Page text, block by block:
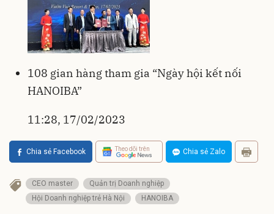
108 gian hàng tham gia “Ngày hội kết nối
HANOIBA”
11:28, 17/02/2023
Chia sẻ Facebook Theo dõi trên Chia sẻ Zalo
CEO master
Quản trị Doanh nghiệp
Hội Doanh nghiệp trẻ Hà Nội
HANOIBA